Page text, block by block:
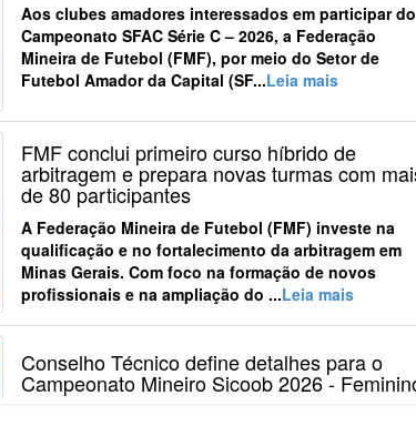
FMF conclui primeiro curso híbrido de
arbitragem e prepara novas turmas com mais
qualificação e no fortalecimento da arbitragem em
Minas Gerais. Com foco na formação de novos
profissionais e na ampliação do ...
Conselho Técnico define detalhes para o
Campeonato Mineiro Sicoob 2026 - Feminino
O Campeonato Mineiro Sicoob 2026 - Feminino teve
Conselho Técnico realizado na sede da Federação
Mineira de Futebol...Leia mais